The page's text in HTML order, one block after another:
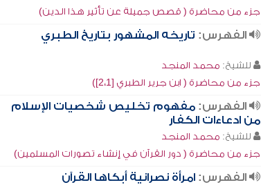
جزء من محاضرة ( قصص جميلة عن تأثير هذا الدين)
الفهرس: تاريخه المشهور بتاريخ الطبري
للشيخ: محمد المنجد
جزء من محاضرة ( ابن جرير الطبري [2،1])
الفهرس: مفهوم تخليص شخصيات الإسلام
من ادعاءات الكفار
للشيخ: محمد المنجد
جزء من محاضرة ( دور القرآن في إنشاء تصورات المسلمين)
الفهرس: امرأة نصرانية أبكاها القرآن